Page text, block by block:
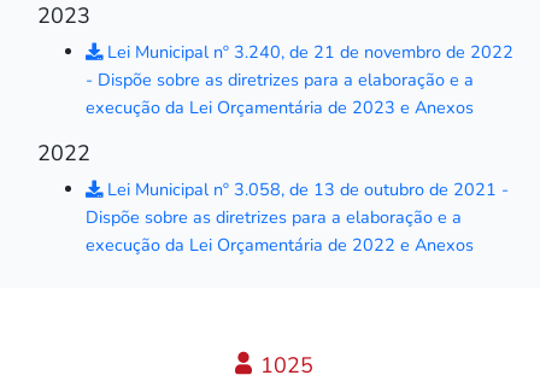
2023
Lei Municipal nº 3.240, de 21 de novembro de 2022
- Dispõe sobre as diretrizes para a elaboração e a
execução da Lei Orçamentária de 2023 e Anexos
2022
Lei Municipal nº 3.058, de 13 de outubro de 2021 -
Dispõe sobre as diretrizes para a elaboração e a
execução da Lei Orçamentária de 2022 e Anexos
1059